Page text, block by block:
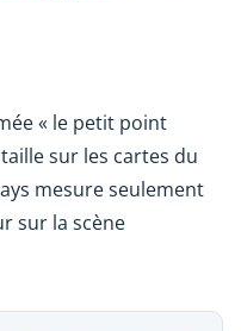
« le petit point
sur les cartes du
mesure seulement
sur la scène